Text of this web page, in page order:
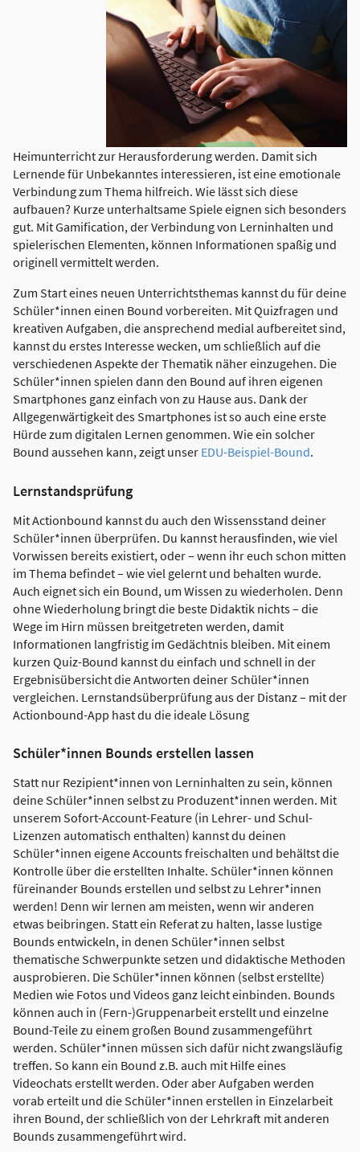
Heimunterricht zur Herausforderung werden. Damit sich
Lernende für Unbekanntes interessieren, ist eine emotionale
Verbindung zum Thema hilfreich. Wie lässt sich diese
aufbauen? Kurze unterhaltsame Spiele eignen sich besonders
gut. Mit Gamification, der Verbindung von Lerninhalten und
spielerischen Elementen, können Informationen spaßig und
originell vermittelt werden.
Zum Start eines neuen Unterrichtsthemas kannst du für deine
Schüler*innen einen Bound vorbereiten. Mit Quizfragen und
kreativen Aufgaben, die ansprechend medial aufbereitet sind,
kannst du erstes Interesse wecken, um schließlich auf die
verschiedenen Aspekte der Thematik näher einzugehen. Die
Schüler*innen spielen dann den Bound auf ihren eigenen
Smartphones ganz einfach von zu Hause aus. Dank der
Allgegenwärtigkeit des Smartphones ist so auch eine erste
Hürde zum digitalen Lernen genommen. Wie ein solcher
Bound aussehen kann, zeigt unser EDU-Beispiel-Bound.
Lernstandsprüfung
Mit Actionbound kannst du auch den Wissensstand deiner
Schüler*innen überprüfen. Du kannst herausfinden, wie viel
Vorwissen bereits existiert, oder – wenn ihr euch schon mitten
im Thema befindet – wie viel gelernt und behalten wurde.
Auch eignet sich ein Bound, um Wissen zu wiederholen. Denn
ohne Wiederholung bringt die beste Didaktik nichts – die
Wege im Hirn müssen breitgetreten werden, damit
Informationen langfristig im Gedächtnis bleiben. Mit einem
kurzen Quiz-Bound kannst du einfach und schnell in der
Ergebnisübersicht die Antworten deiner Schüler*innen
vergleichen. Lernstandsüberprüfung aus der Distanz – mit der
Actionbound-App hast du die ideale Lösung
Schüler*innen Bounds erstellen lassen
Statt nur Rezipient*innen von Lerninhalten zu sein, können
deine Schüler*innen selbst zu Produzent*innen werden. Mit
unserem Sofort-Account-Feature (in Lehrer- und Schul-
Lizenzen automatisch enthalten) kannst du deinen
Schüler*innen eigene Accounts freischalten und behältst die
Kontrolle über die erstellten Inhalte. Schüler*innen können
füreinander Bounds erstellen und selbst zu Lehrer*innen
werden! Denn wir lernen am meisten, wenn wir anderen
etwas beibringen. Statt ein Referat zu halten, lasse lustige
Bounds entwickeln, in denen Schüler*innen selbst
thematische Schwerpunkte setzen und didaktische Methoden
ausprobieren. Die Schüler*innen können (selbst erstellte)
Medien wie Fotos und Videos ganz leicht einbinden. Bounds
können auch in (Fern-)Gruppenarbeit erstellt und einzelne
Bound-Teile zu einem großen Bound zusammengeführt
werden. Schüler*innen müssen sich dafür nicht zwangsläufig
treffen. So kann ein Bound z.B. auch mit Hilfe eines
Videochats erstellt werden. Oder aber Aufgaben werden
vorab erteilt und die Schüler*innen erstellen in Einzelarbeit
ihren Bound, der schließlich von der Lehrkraft mit anderen
Bounds zusammengeführt wird.